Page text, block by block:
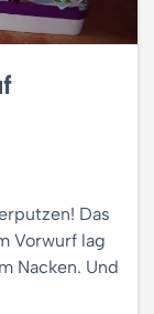
Das
Vorwurf lag
Nacken. Und